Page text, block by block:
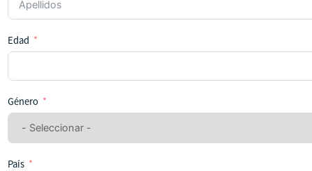
Edad
Género
País